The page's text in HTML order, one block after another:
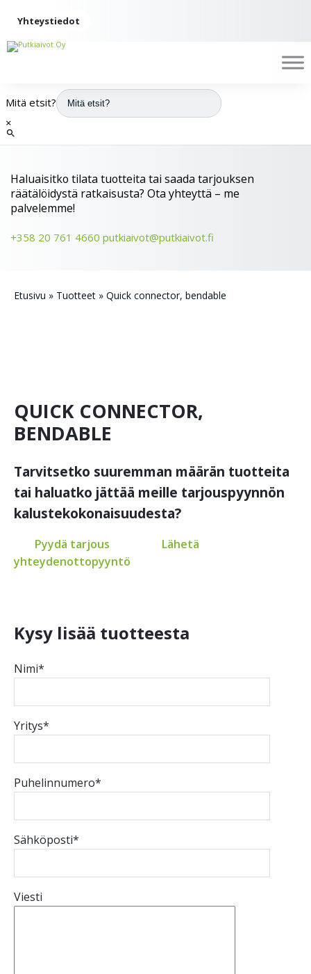
Yhteystiedot
Mitä etsit?
×
Haluaisitko tilata tuotteita tai saada tarjouksen
räätälöidystä ratkaisusta? Ota yhteyttä – me
palvelemme!
+358 20 761 4660 putkiaivot@putkiaivot.fi
Etusivu » Tuotteet » Quick connector, bendable
QUICK CONNECTOR,
BENDABLE
Tarvitsetko suuremman määrän tuotteita
tai haluatko jättää meille tarjouspyynnön
kalustekokonaisuudesta?
Pyydä tarjous
Lähetä
yhteydenottopyyntö
Kysy lisää tuotteesta
Nimi*
Yritys*
Puhelinnumero*
Sähköposti*
Viesti